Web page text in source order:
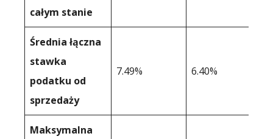
całym stanie
Średnia łączna
stawka
podatku od
sprzedaży
7.49% 6.40%
Maksymalna